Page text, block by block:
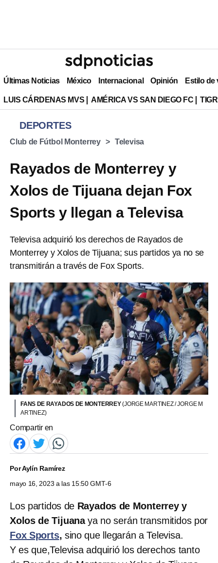
Últimas Noticias México Internacional Opinión Estilo de
LUIS CÁRDENAS MVS AMÉRICA VS SAN DIEGO FC
DEPORTES
Club de Fútbol Monterrey Televisa
Rayados de Monterrey y
Xolos de Tijuana dejan Fox
Sports y llegan a Televisa
Televisa adquirió los derechos de Rayados de
Monterrey y Xolos de Tijuana; sus partidos ya no se
transmitirán a través de Fox Sports.
FANS DE RAYADOS DE MONTERREY(JORGE MARTINEZ / JORGE M
ARTINEZ)
Compartir en
PorAylín Ramírez
mayo 16, 2023 a las 15:50 GMT-6
Los partidos de Rayados de Monterrey y
Xolos de Tijuanaya no serán transmitidos por
Fox Sports, sino que llegarán a Televisa.
Y es que,Televisa adquirió los derechos tanto